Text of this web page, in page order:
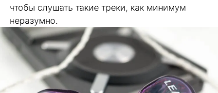
чтобы слушать такие треки, как минимум
неразумно.